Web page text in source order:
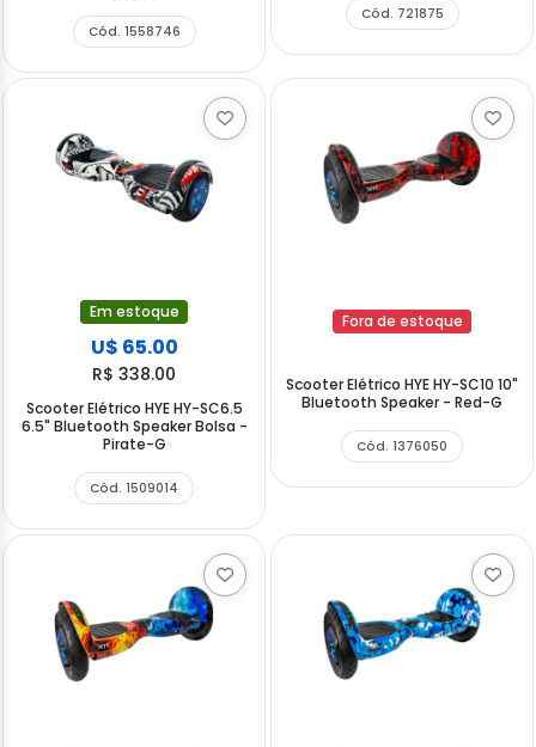
Cód. 1558746
Cód. 721875
Em estoque
U$ 65.00
R$ 338.00
Scooter Elétrico HYE HY-SC6.5
6.5" Bluetooth Speaker Bolsa -
Pirate-G
Cód. 1509014
Fora de estoque
Scooter Elétrico HYE HY-SC10 10"
Bluetooth Speaker - Red-G
Cód. 1376050